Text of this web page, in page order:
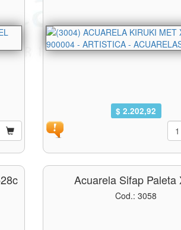
$ 2.202,92
Acuarela Sifap Paleta
Cod.: 3058